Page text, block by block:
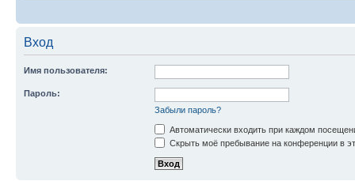
Вход
Имя пользователя:
Пароль:
Забыли пароль?
Автоматически входить при каждом
Скрыть моё пребывание на конференции в